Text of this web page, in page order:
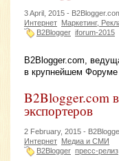
3 April, 2015 -
Интернет Маркетинг,
B2Blogger iforum-2015
B2Blogger.com,
в крупнейшем Форуме
B2Blogger.com
экспортеров
2 February, 2015 -
Интернет Медиа и СМИ
B2Blogger пресс-релиз